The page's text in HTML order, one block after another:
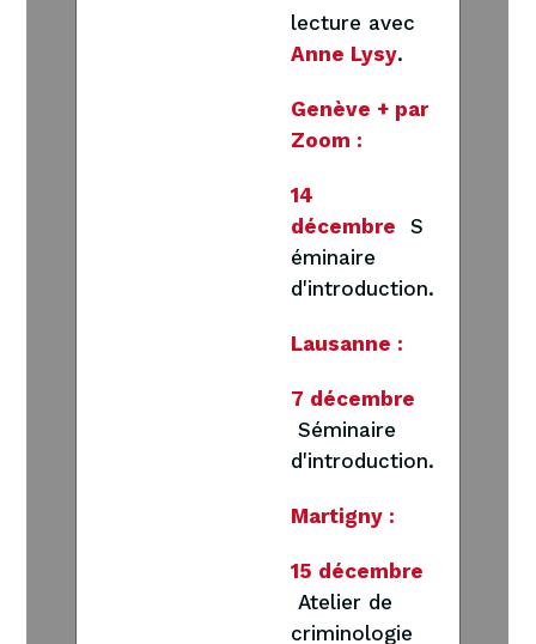
lecture avec
Anne Lysy.
Genève + par
Zoom :
14
décembre
S
éminaire
d'introduction.
Lausanne :
7 décembre
Séminaire
d'introduction.
Martigny :
15 décembre
Atelier de
criminologie